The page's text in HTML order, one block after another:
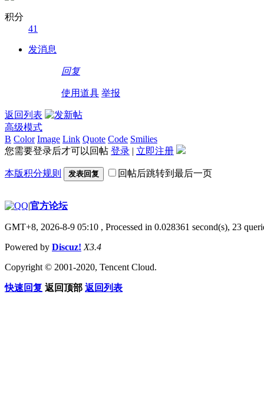
积分
41
发消息
回复
使用道具 举报
返回列表
高级模式
B Color Image Link Quote Code Smilies
您需要登录后才可以回帖 登录 | 立即注册
本版积分规则 发表回复 回帖后跳转到最后一页
|官方论坛
GMT+8, 2026-8-9 05:10 , Processed in 0.028361 second(s), 23
Powered by Discuz! X3.4
Copyright © 2001-2020, Tencent Cloud.
快速回复 返回顶部 返回列表